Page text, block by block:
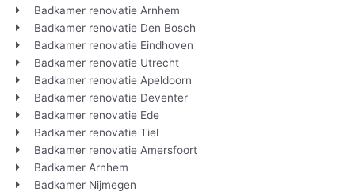
Badkamer renovatie Arnhem
Badkamer renovatie Den Bosch
Badkamer renovatie Eindhoven
Badkamer renovatie Utrecht
Badkamer renovatie Apeldoorn
Badkamer renovatie Deventer
Badkamer renovatie Ede
Badkamer renovatie Tiel
Badkamer renovatie Amersfoort
Badkamer Arnhem
Badkamer Nijmegen